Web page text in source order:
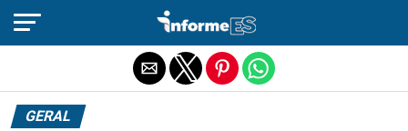
GERAL
Sair da versão mobile